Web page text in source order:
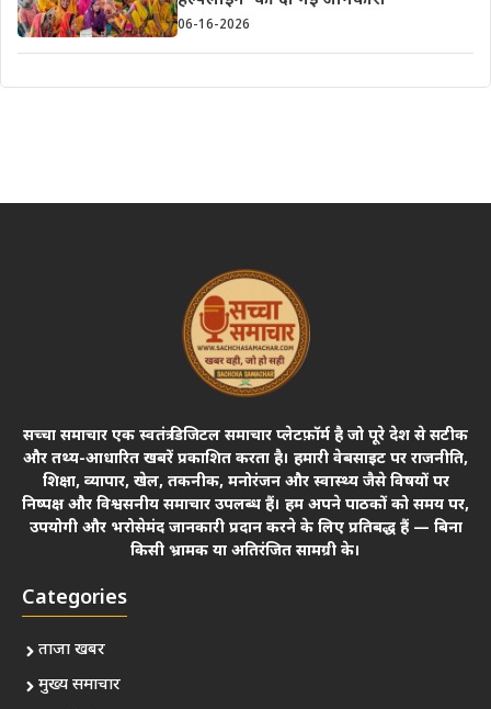
06-16-2026
सच्चा समाचार एक स्वतंत्र डिजिटल समाचार प्लेटफ़ॉर्म है जो पूरे देश से सटीक
और तथ्य-आधारित खबरें प्रकाशित करता है। हमारी वेबसाइट पर राजनीति,
शिक्षा, व्यापार, खेल, तकनीक, मनोरंजन और स्वास्थ्य जैसे विषयों पर
निष्पक्ष और विश्वसनीय समाचार उपलब्ध हैं। हम अपने पाठकों को समय पर,
उपयोगी और भरोसेमंद जानकारी प्रदान करने के लिए प्रतिबद्ध हैं — बिना
किसी भ्रामक या अतिरंजित सामग्री के।
Categories
ताजा खबर
मुख्य समाचार